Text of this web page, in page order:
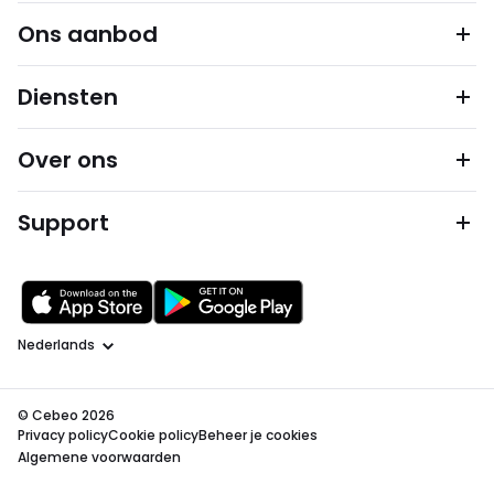
Ons aanbod
Diensten
Over ons
Support
Taal
© Cebeo 2026
Privacy policyCookie policyBeheer je cookies
Algemene voorwaarden